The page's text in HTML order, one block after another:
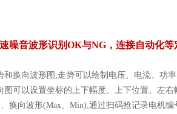
噪音波形识别OK与NG，连接自动化等
换向波形图;走势可以绘制电压、电流、功
可以设置坐标的上下幅度、上下位置、左
换向波形(Max、Min);通过扫码抢记录电机